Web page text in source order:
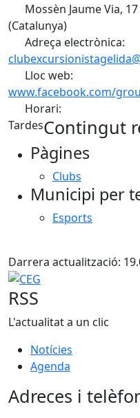
Mossèn Jaume Via,
(Catalunya)
Adreça electrònica:
Lloc web:
www.facebook.com/
Horari:
TardesContingut
Pàgines
Clubs
Municipi per
Esports
Darrera actualització:
CEG
RSS
L'actualitat a un clic
Notícies
Agenda
Adreces i